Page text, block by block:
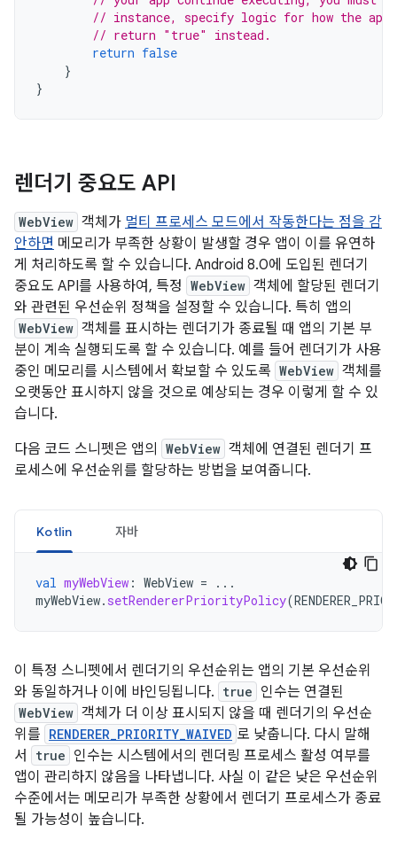
// instance, specify logic for how the app
// return "true" instead.
return false
}
}
렌더기 중요도 API
WebView 객체가 멀티 프로세스 모드에서 작동한다는 점을 감
안하면 메모리가 부족한 상황이 발생할 경우 앱이 이를 유연하
게 처리하도록 할 수 있습니다. Android 8.0에 도입된 렌더기
중요도 API를 사용하여, 특정 WebView 객체에 할당된 렌더기
와 관련된 우선순위 정책을 설정할 수 있습니다. 특히 앱의
WebView 객체를 표시하는 렌더기가 종료될 때 앱의 기본 부
분이 계속 실행되도록 할 수 있습니다. 예를 들어 렌더기가 사용
중인 메모리를 시스템에서 확보할 수 있도록 WebView 객체를
오랫동안 표시하지 않을 것으로 예상되는 경우 이렇게 할 수 있
습니다.
다음 코드 스니펫은 앱의
WebView 객체에 연결된 렌더기 프
로세스에 우선순위를 할당하는 방법을 보여줍니다.
Kotlin 자바
val myWebView : WebView =
...
myWebView. setRendererPriorityPolicy(
이 특정 스니펫에서 렌더기의 우선순위는 앱의 기본 우선순위
와 동일하거나 이에 바인딩됩니다. true 인수는 연결된
WebView 객체가 더 이상 표시되지 않을 때 렌더기의 우선순
위를 RENDERER_PRIORITY_WAIVED 로 낮춥니다. 다시 말해
서
true 인수는 시스템에서의 렌더링 프로세스 활성 여부를
앱이 관리하지 않음을 나타냅니다. 사실 이 같은 낮은 우선순위
수준에서는 메모리가 부족한 상황에서 렌더기 프로세스가 종료
될 가능성이 높습니다.